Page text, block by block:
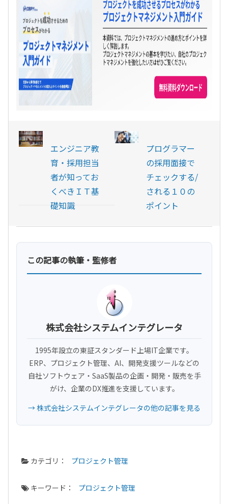
エンジニア教
育・採用担当
者が知ってお
くべきＩＴ基
礎知識
プログラマー
の採用面接で
チェックする/
される１０の
ポイント
この記事の執筆・監修者
株式会社システムインテグレータ
1995年設立の東証スタンダード上場IT企業です。
ERP、プロジェクト管理、AI、開発支援ツールなどの
自社ソフトウェア・SaaS製品の企画・開発・販売を手
がけ、企業のDX推進を支援しています。
→ 株式会社システムインテグレータの他の記事を見る
カテゴリ： プロジェクト管理
キーワード： プロジェクト管理